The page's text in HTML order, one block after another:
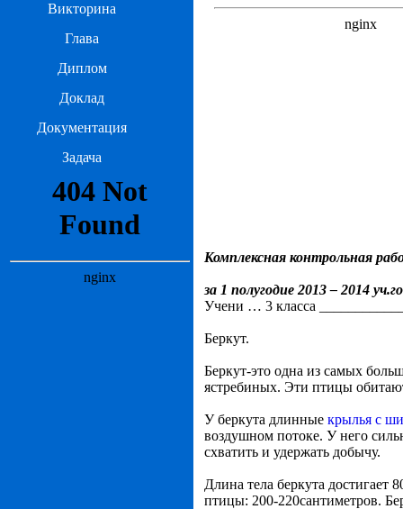
Викторина
Глава
Диплом
Доклад
Документация
Задача
Комплексная контрольная
за 1 полугодие 2013 – 2014
Учени … 3 класса
Беркут.
Беркут-это одна из самых
ястребиных. Эти птицы
У беркута длинные крылья с
воздушном потоке. У него
схватить и удержать добычу.
Длина тела беркута достигает
птицы: 200-220сантиметров.